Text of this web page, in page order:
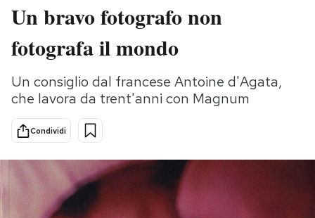
Italia
Politica
Tecnologia
Internet
Scienza
Cultura
Economia
Sport
Moda
Storie/Idee
Ok Boomer!
Altrecose
Mondiali calcio 2026
Un bravo fotografo non
fotografa il mondo
Un consiglio dal francese Antoine d'Agata,
che lavora da trent'anni con Magnum
Condividi